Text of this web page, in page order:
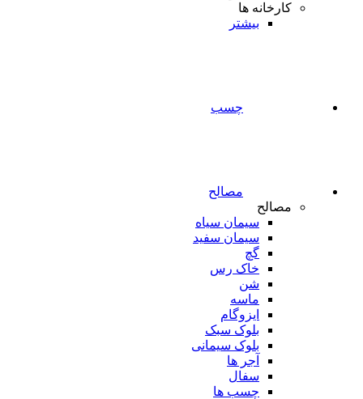
کارخانه ها
بیشتر
چسب
مصالح
مصالح
سیمان سیاه
سیمان سفید
گچ
خاک رس
شن
ماسه
ایزوگام
بلوک سبک
بلوک سیمانی
آجر ها
سفال
چسب ها